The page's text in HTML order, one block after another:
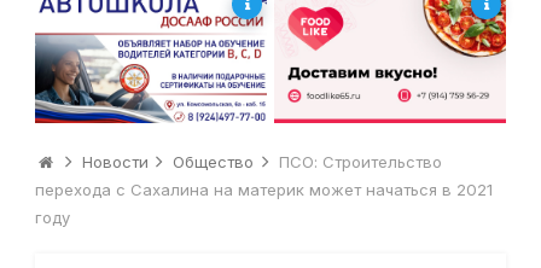
Новости Общество
ПСО: Строительство
перехода с Сахалина на материк может начаться в 2021
году